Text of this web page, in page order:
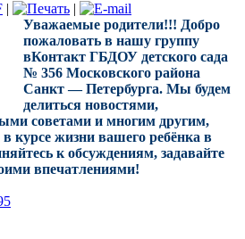
|
|
Уважаемые родители!!! Добро
пожаловать в нашу группу
вКонтакт ГБДОУ детского сада
№ 356 Московского района
Санкт — Петербурга. Мы будем
делиться новостями,
советами и многим другим,
курсе жизни вашего ребёнка в
к обсуждениям, задавайте
впечатлениями!